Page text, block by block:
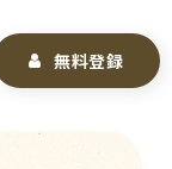
無料登録